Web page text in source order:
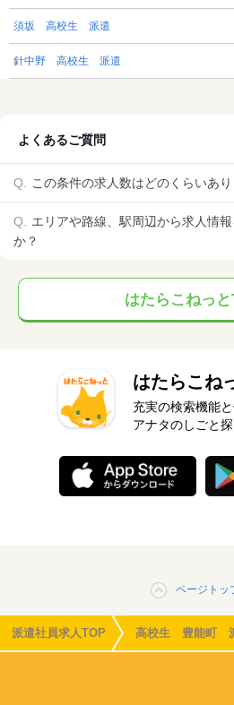
須坂 高校生 派遣
針中野 高校生 派遣
よくあるご質問
この条件の求人数はどのくらいあり
エリアや路線、駅周辺から求人情
か？
はたらこねっ
はたらこね
充実の検索機能
アナタのしごと
ページトッ
派遣社員求人TOP 高校生 豊能町